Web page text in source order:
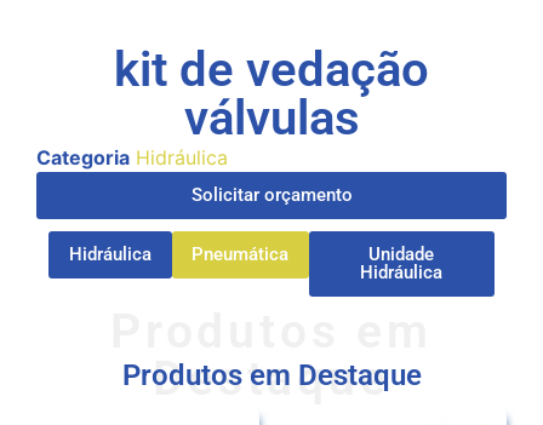
kit de vedação
válvulas
Categoria Hidráulica
Solicitar orçamento
Hidráulica Pneumática
Unidade
Hidráulica
Destaque
Produtos em Destaque